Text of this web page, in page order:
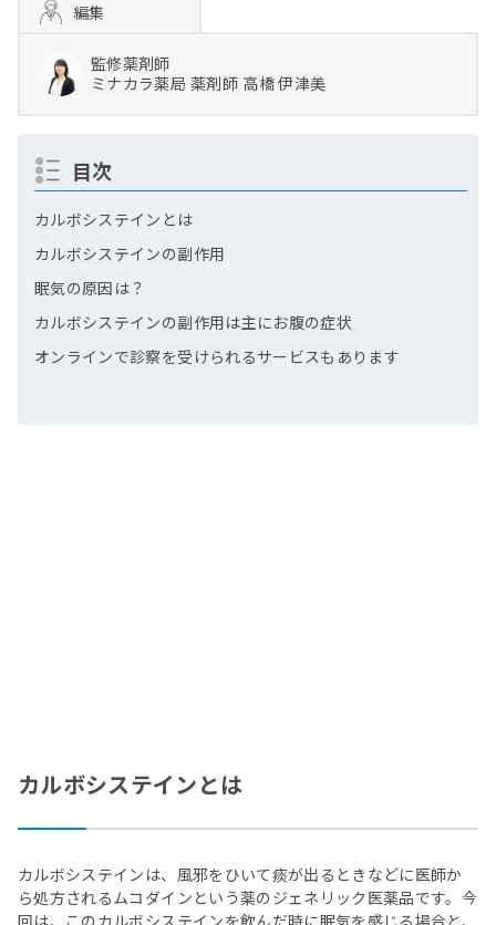
編集
監修薬剤師
ミナカラ薬局 薬剤師 高橋 伊津美
目次
カルボシステインとは
カルボシステインの副作用
眠気の原因は？
カルボシステインの副作用は主にお腹の症状
オンラインで診察を受けられるサービスもあります
カルボシステインとは
カルボシステインは、風邪をひいて痰が出るときなどに医師か
ら処方されるムコダインという薬のジェネリック医薬品です。今